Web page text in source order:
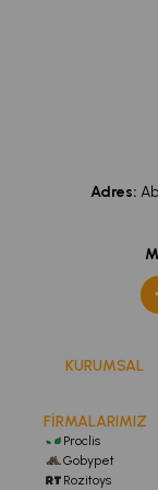
Kurulum vidaları ve
Adres:
KURUMSAL
FİRMALARIMIZ
Proclis
Gobypet
Rozitoys